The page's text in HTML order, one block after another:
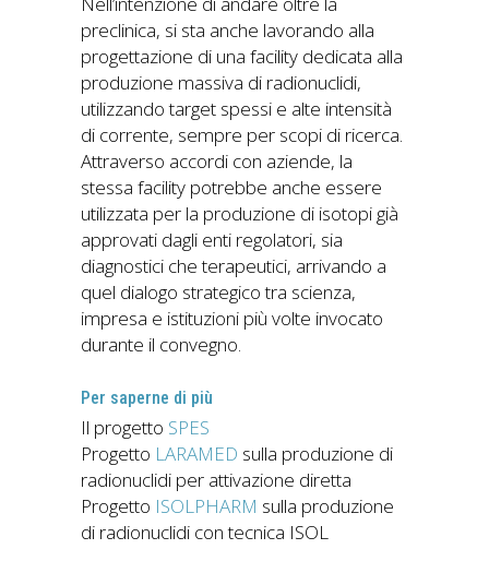
preclinica, si sta anche lavorando alla
progettazione di una facility dedicata alla
produzione massiva di radionuclidi,
utilizzando target spessi e alte intensità
di corrente, sempre per scopi di ricerca.
Attraverso accordi con aziende, la
stessa facility potrebbe anche essere
utilizzata per la produzione di isotopi già
approvati dagli enti regolatori, sia
diagnostici che terapeutici, arrivando a
quel dialogo strategico tra scienza,
impresa e istituzioni più volte invocato
durante il convegno.
Per saperne di più
Il progetto SPES
Progetto LARAMED sulla produzione di
radionuclidi per attivazione diretta
Progetto ISOLPHARM sulla produzione
di radionuclidi con tecnica ISOL